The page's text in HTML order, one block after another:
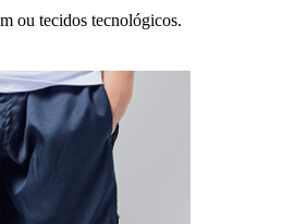
ou tecidos tecnológicos.